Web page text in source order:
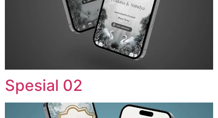
Spesial 02